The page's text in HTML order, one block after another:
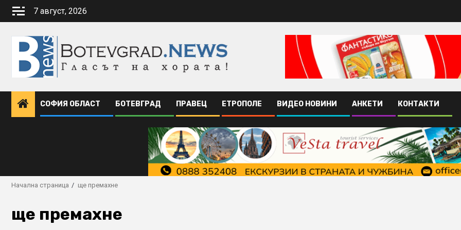
Skip
7 август, 2026
СОФИЯ ОБЛАСТ БОТЕВГРАД ПРАВЕЦ ЕТРОПОЛЕ ВИДЕО НОВИНИ АНКЕТИ КОНТАКТИ
Начална страница ще премахне
ще премахне